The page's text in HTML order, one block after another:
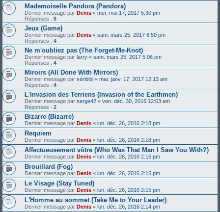
Mademoiselle Pandora (Pandora)
Dernier message par Denis « mer. mai 17, 2017 5:30 pm
Réponses : 6
Jeux (Game)
Dernier message par Denis « sam. mars 25, 2017 6:50 pm
Réponses : 4
Ne m'oubliez pas (The Forget-Me-Knot)
Dernier message par larry « sam. mars 25, 2017 5:06 pm
Réponses : 4
Miroirs (All Done With Mirrors)
Dernier message par séribibi « mar. janv. 17, 2017 12:13 am
Réponses : 4
L'Invasion des Terriens (Invasion of the Earthmen)
Dernier message par serge42 « ven. déc. 30, 2016 12:03 am
Réponses : 2
Bizarre (Bizarre)
Dernier message par Denis « lun. déc. 26, 2016 2:18 pm
Requiem
Dernier message par Denis « lun. déc. 26, 2016 2:18 pm
Affectueusement vôtre (Who Was That Man I Saw You With?)
Dernier message par Denis « lun. déc. 26, 2016 2:16 pm
Brouillard (Fog)
Dernier message par Denis « lun. déc. 26, 2016 2:16 pm
Le Visage (Stay Tuned)
Dernier message par Denis « lun. déc. 26, 2016 2:15 pm
L'Homme au sommet (Take Me to Your Leader)
Dernier message par Denis « lun. déc. 26, 2016 2:14 pm